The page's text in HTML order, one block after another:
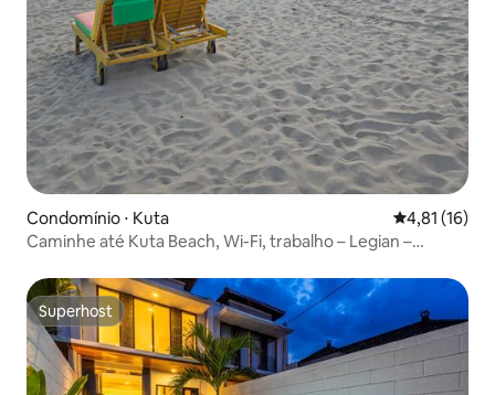
Condomínio ⋅ Kuta 4,81 de uma
4,81 (16)
Caminhe até Kuta Beach, Wi-Fi, trabalho – Legian –
Superhost
Superhost